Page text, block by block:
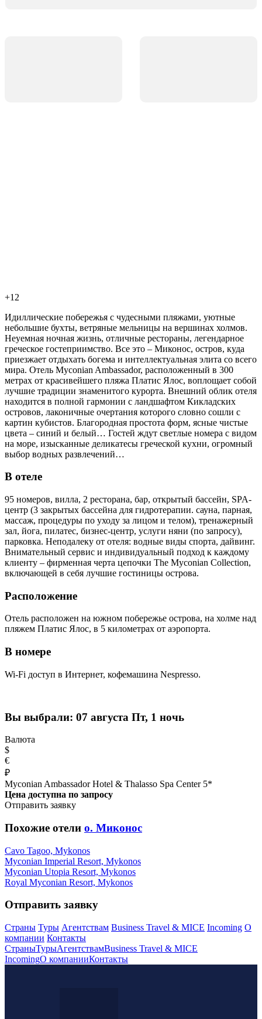
+12
Идиллические побережья с чудесными пляжами, уютные
небольшие бухты, ветряные мельницы на вершинах холмов.
Неуемная ночная жизнь, отличные рестораны, легендарное
греческое гостеприимство. Все это – Миконос, остров, куда
приезжает отдыхать богема и интеллектуальная элита со всего
мира. Отель Myconian Ambassador, расположенный в 300
метрах от красивейшего пляжа Платиc Ялос, воплощает собой
лучшие традиции знаменитого курорта. Внешний облик отеля
находится в полной гармонии с ландшафтом Кикладских
островов, лаконичные очертания которого словно сошли с
картин кубистов. Благородная простота форм, ясные чистые
цвета – синий и белый… Гостей ждут светлые номера с видом
на море, изысканные деликатесы греческой кухни, огромный
выбор водных развлечений…
В отеле
95 номеров, вилла, 2 ресторана, бар, открытый бассейн, SPA-
центр (3 закрытых бассейна для гидротерапии. сауна, парная,
массаж, процедуры по уходу за лицом и телом), тренажерный
зал, йога, пилатес, бизнес-центр, услуги няни (по запросу),
парковка. Неподалеку от отеля: водные виды спорта, дайвинг.
Внимательный сервис и индивидуальный подход к каждому
клиенту – фирменная черта цепочки The Myconian Collection,
включающей в себя лучшие гостиницы острова.
Расположение
Отель расположен на южном побережье острова, на холме над
пляжем Платис Ялос, в 5 километрах от аэропорта.
В номере
Wi-Fi доступ в Интернет, кофемашина Nespresso.
Вы выбрали: 07 августа Пт, 1 ночь
Валюта
$
€
₽
Myconian Ambassador Hotel & Thalasso Spa Center 5*
Цена доступна по запросу
Отправить заявку
Похожие отели о. Миконос
Cavo Tagoo, Mykonos
Myconian Imperial Resort, Mykonos
Myconian Utopia Resort, Mykonos
Royal Myconian Resort, Mykonos
Отправить заявку
Страны Туры Агентствам Business Travel & MICE Incoming О
компании Контакты
СтраныТурыАгентствамBusiness Travel & MICE
IncomingО компанииКонтакты